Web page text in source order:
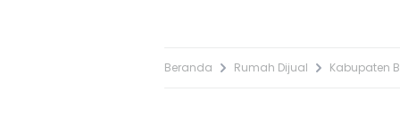
Beranda Rumah Dijual Kabupaten